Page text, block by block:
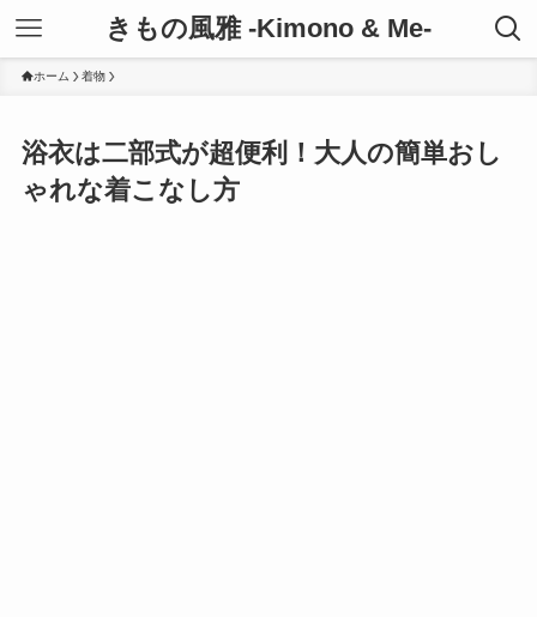
きもの風雅 -Kimono & Me-
ホーム 着物
浴衣は二部式が超便利！大人の簡単おし
ゃれな着こなし方